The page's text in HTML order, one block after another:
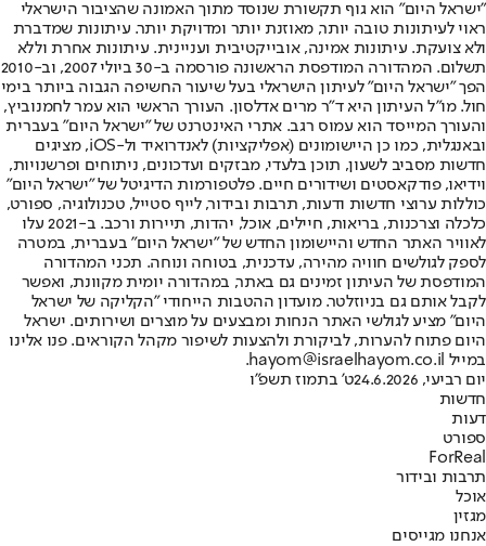
"ישראל היום" הוא גוף תקשורת שנוסד מתוך האמונה שהציבור הישראלי
ראוי לעיתונות טובה יותר, מאוזנת יותר ומדויקת יותר. עיתונות שמדברת
ולא צועקת. עיתונות אמינה, אובייקטיבית ועניינית. עיתונות אחרת וללא
תשלום. המהדורה המודפסת הראשונה פורסמה ב-30 ביולי 2007, וב-2010
הפך "ישראל היום" לעיתון הישראלי בעל שיעור החשיפה הגבוה ביותר בימי
חול. מו"ל העיתון היא ד"ר מרים אדלסון. העורך הראשי הוא עמר לחמנוביץ,
והעורך המייסד הוא עמוס רגב. אתרי האינטרנט של "ישראל היום" בעברית
ובאנגלית, כמו כן היישומונים (אפליקציות) לאנדרואיד ול-iOS, מציגים
חדשות מסביב לשעון, תוכן בלעדי, מבזקים ועדכונים, ניתוחים ופרשנויות,
וידיאו, פודקאסטים ושידורים חיים. פלטפורמות הדיגיטל של "ישראל היום"
כוללות ערוצי חדשות ודעות, תרבות ובידור, לייף סטייל, טכנולוגיה, ספורט,
כלכלה וצרכנות, בריאות, חיילים, אוכל, יהדות, תיירות ורכב. ב-2021 עלו
לאוויר האתר החדש והיישומון החדש של "ישראל היום" בעברית, במטרה
לספק לגולשים חוויה מהירה, עדכנית, בטוחה ונוחה. תכני המהדורה
המודפסת של העיתון זמינים גם באתר, במהדורה יומית מקוונת, ואפשר
לקבל אותם גם בניוזלטר. מועדון ההטבות הייחודי "הקליקה של ישראל
היום" מציע לגולשי האתר הנחות ומבצעים על מוצרים ושירותים. ישראל
היום פתוח להערות, לביקורת ולהצעות לשיפור מקהל הקוראים. פנו אלינו
במייל hayom@israelhayom.co.il.
יום רביעי, 24.6.2026
ט' בתמוז תשפ"ו
חדשות
דעות
ספורט
ForReal
תרבות ובידור
אוכל
מגזין
אנחנו מגייסים